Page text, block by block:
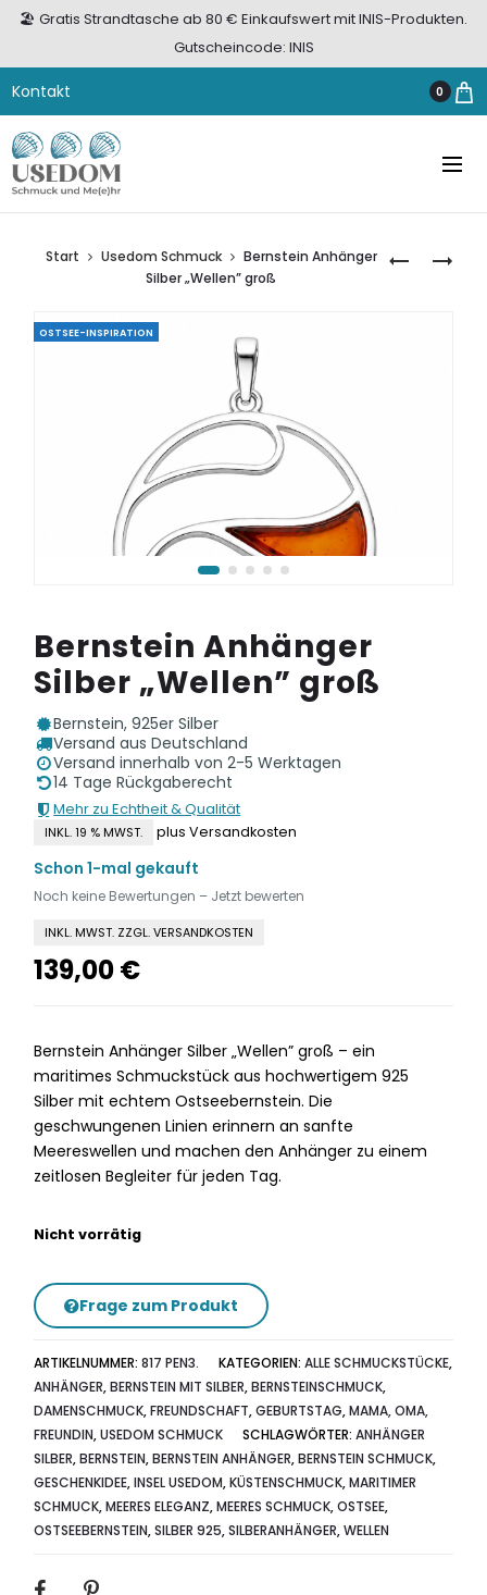
🏖️ Gratis Strandtasche ab 80 € Einkaufswert mit INIS-Produkten.
Gutscheincode: INIS
Kontakt 0
BERNSTEIN
BERNSTEIN
Start Usedom Schmuck
Bernstein Anhänger
Silber „Wellen” groß
OSTSEE-INSPIRATION
Bernstein Anhänger
Silber „Wellen” groß
Bernstein, 925er Silber
Versand aus Deutschland
Versand innerhalb von 2-5 Werktagen
14 Tage Rückgaberecht
Mehr zu Echtheit & Qualität
INKL. 19 % MWST. plus Versandkosten
Schon 1-mal gekauft
Noch keine Bewertungen – Jetzt bewerten
INKL. MWST. ZZGL. VERSANDKOSTEN
139,00€
Bernstein Anhänger Silber „Wellen” groß – ein
maritimes Schmuckstück aus hochwertigem 925
Silber mit echtem Ostseebernstein. Die
geschwungenen Linien erinnern an sanfte
Meereswellen und machen den Anhänger zu einem
zeitlosen Begleiter für jeden Tag.
Nicht vorrätig
Frage zum Produkt
ARTIKELNUMMER:817 PEN3. KATEGORIEN:ALLE SCHMUCKSTÜCKE,
ANHÄNGER,BERNSTEIN MIT SILBER,BERNSTEINSCHMUCK,
DAMENSCHMUCK,FREUNDSCHAFT,GEBURTSTAG,MAMA, OMA,
FREUNDIN,USEDOM SCHMUCK SCHLAGWÖRTER:ANHÄNGER
SILBER,BERNSTEIN,BERNSTEIN ANHÄNGER,BERNSTEIN SCHMUCK,
GESCHENKIDEE,INSEL USEDOM,KÜSTENSCHMUCK,MARITIMER
SCHMUCK,MEERES ELEGANZ,MEERES SCHMUCK,OSTSEE,
OSTSEEBERNSTEIN,SILBER 925,SILBERANHÄNGER,WELLEN
SHARE